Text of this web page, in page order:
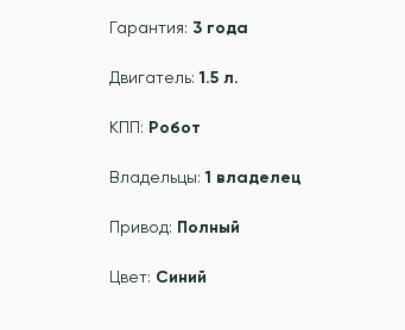
Гарантия: 3 года
Двигатель:1.5 л.
КПП: Робот
Владельцы:1 владелец
Привод: Полный
Цвет: Синий